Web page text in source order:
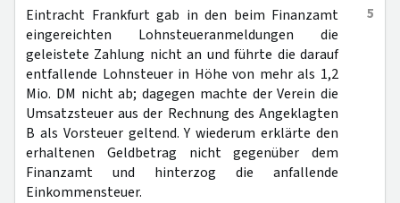
5
Eintracht Frankfurt gab in den beim Finanzamt
eingereichten Lohnsteueranmeldungen die
geleistete Zahlung nicht an und führte die darauf
entfallende Lohnsteuer in Höhe von mehr als 1,2
Mio. DM nicht ab; dagegen machte der Verein die
Umsatzsteuer aus der Rechnung des Angeklagten
B als Vorsteuer geltend. Y wiederum erklärte den
erhaltenen Geldbetrag nicht gegenüber dem
Finanzamt und hinterzog die anfallende
Einkommensteuer.